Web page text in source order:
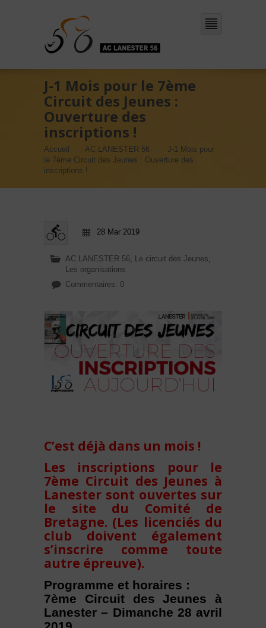
J-1 Mois pour le 7ème
Circuit des Jeunes :
Ouverture des
inscriptions !
Accueil AC LANESTER 56
J-1 Mois pour
le 7ème Circuit des Jeunes : Ouverture des
inscriptions !
28 Mar 2019
AC LANESTER 56, Le circuit des Jeunes,
Les organisations
Commentaires: 0
C’est déjà dans un mois !
Les inscriptions pour le
7ème Circuit des Jeunes à
Lanester sont ouvertes sur
le site du Comité de
Bretagne. (Les licenciés du
club doivent également
s’inscrire comme toute
autre épreuve).
Programme et horaires :
7ème Circuit des Jeunes à
Lanester – Dimanche 28 avril